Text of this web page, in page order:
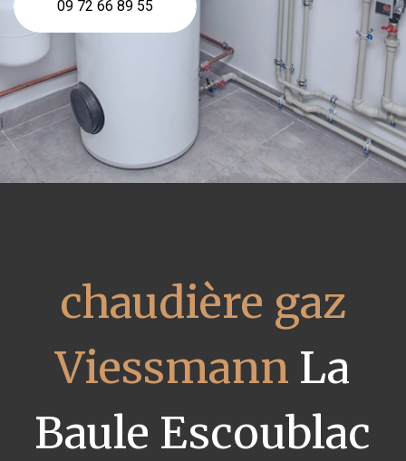
09 72 66 89 55
chaudière gaz
Viessmann La
Baule Escoublac